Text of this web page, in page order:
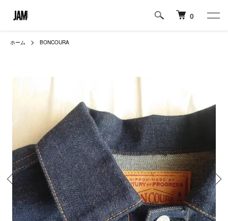
0
ホーム BONCOURA